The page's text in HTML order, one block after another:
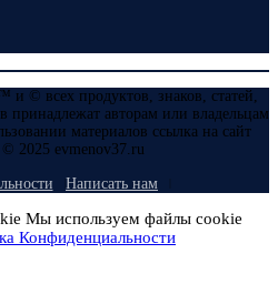
© всех продуктов, знаков, статей,
принадлежат авторам или владельцам
материалов ссылка на сайт
© 2025 evmenov37.ru
Написать нам
Мы используем файлы cookie
Конфиденциальности